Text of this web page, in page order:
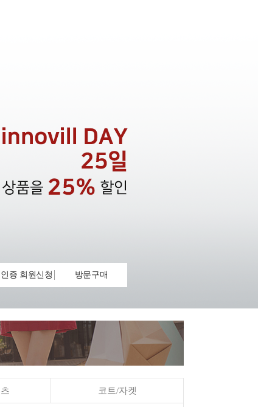
증 회원신청 방문구매
코트/자켓